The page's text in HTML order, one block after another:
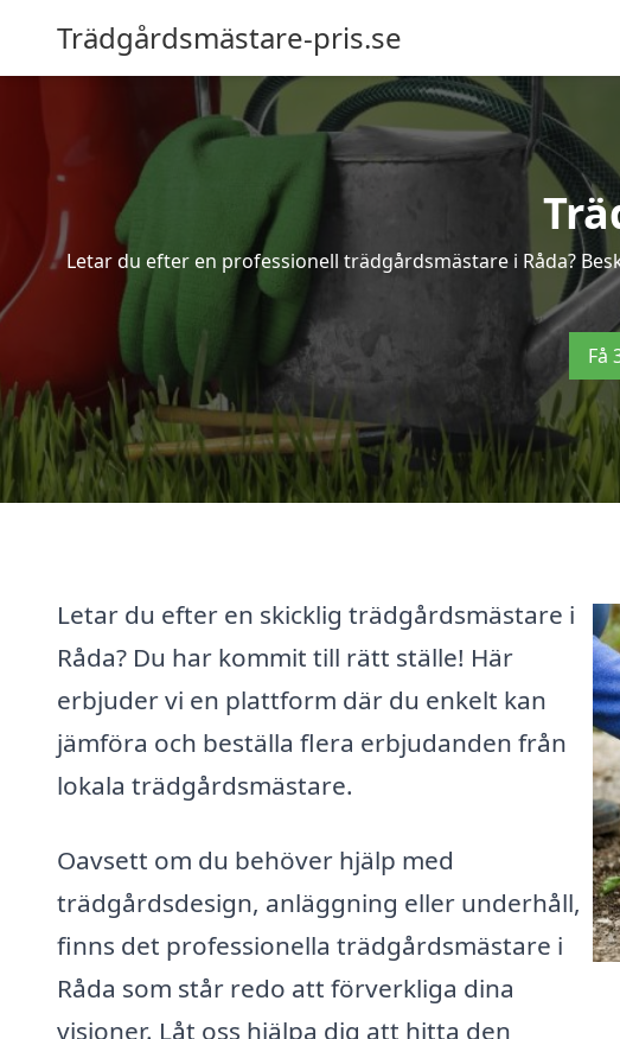
Trädgårdsmästare-pris.se
Letar du efter en professionell trädgårdsmästare i Råda?
Få
Letar du efter en skicklig trädgårdsmästare i
Råda? Du har kommit till rätt ställe! Här
erbjuder vi en plattform där du enkelt kan
jämföra och beställa flera erbjudanden från
lokala trädgårdsmästare.
Oavsett om du behöver hjälp med
trädgårdsdesign, anläggning eller underhåll,
finns det professionella trädgårdsmästare i
Råda som står redo att förverkliga dina
visioner. Låt oss hjälpa dig att hitta den